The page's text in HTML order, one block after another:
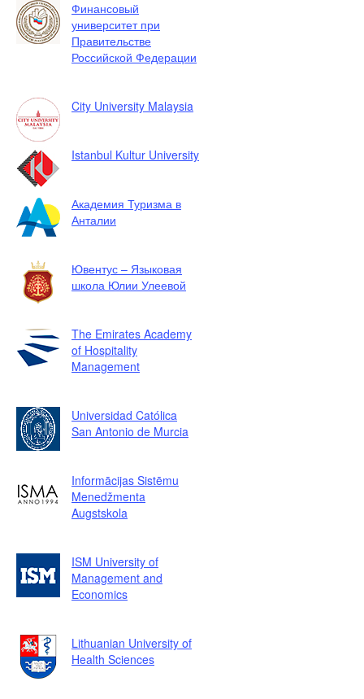
Финансовый
университет при
Правительстве
Российской Федерации
City University Malaysia
Istanbul Kultur University
Академия Туризма в
Анталии
Ювентус – Языковая
школа Юлии Улеевой
The Emirates Academy
of Hospitality
Management
Universidad Católica
San Antonio de Murcia
Informācijas Sistēmu
Menedžmenta
Augstskola
ISM University of
Management and
Economics
Lithuanian University of
Health Sciences